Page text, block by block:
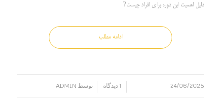
دلیل اهمیت این دوره برای افراد چیست?
ادامه مطلب
24/06/2025 1 دیدگاه توسط ADMIN